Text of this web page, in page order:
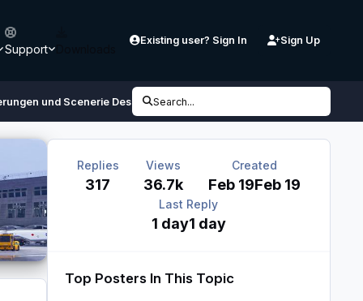
Support
Existing user? Sign In Sign Up
und Scenerie Design XPNetwork Europa
Search...
Replies
317
Views
36.7k
Created
Feb 19Feb 19
Last Reply
1 day1 day
Top Posters In This Topic